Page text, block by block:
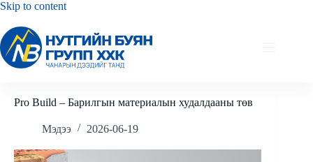
Skip to contentSkip
content
Pro Build – Барилгын материалын худалдааны төв
Мэдээ 2026-06-19